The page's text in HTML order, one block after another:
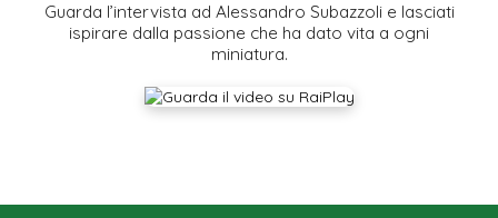
Guarda l’intervista ad Alessandro Subazzoli e lasciati
ispirare dalla passione che ha dato vita a ogni
miniatura.